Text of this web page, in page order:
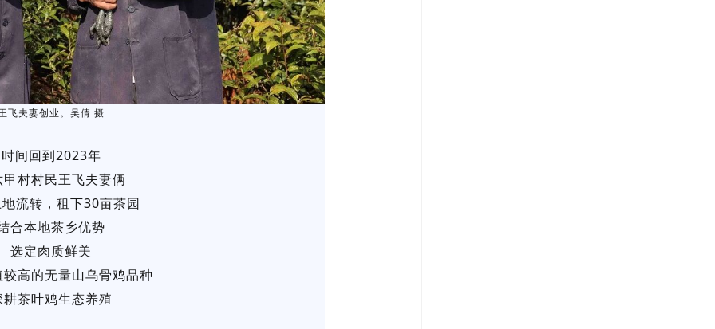
飞夫妻创业。吴倩 摄
时间回到2023年
村村民王飞夫妻俩
流转，租下30亩茶园
合本地茶乡优势
选定肉质鲜美
高的无量山乌骨鸡品种
耕茶叶鸡生态养殖